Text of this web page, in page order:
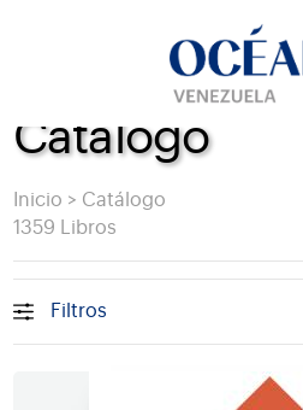
Catálogo
Inicio > Catálogo
1359 Libros
Filtros